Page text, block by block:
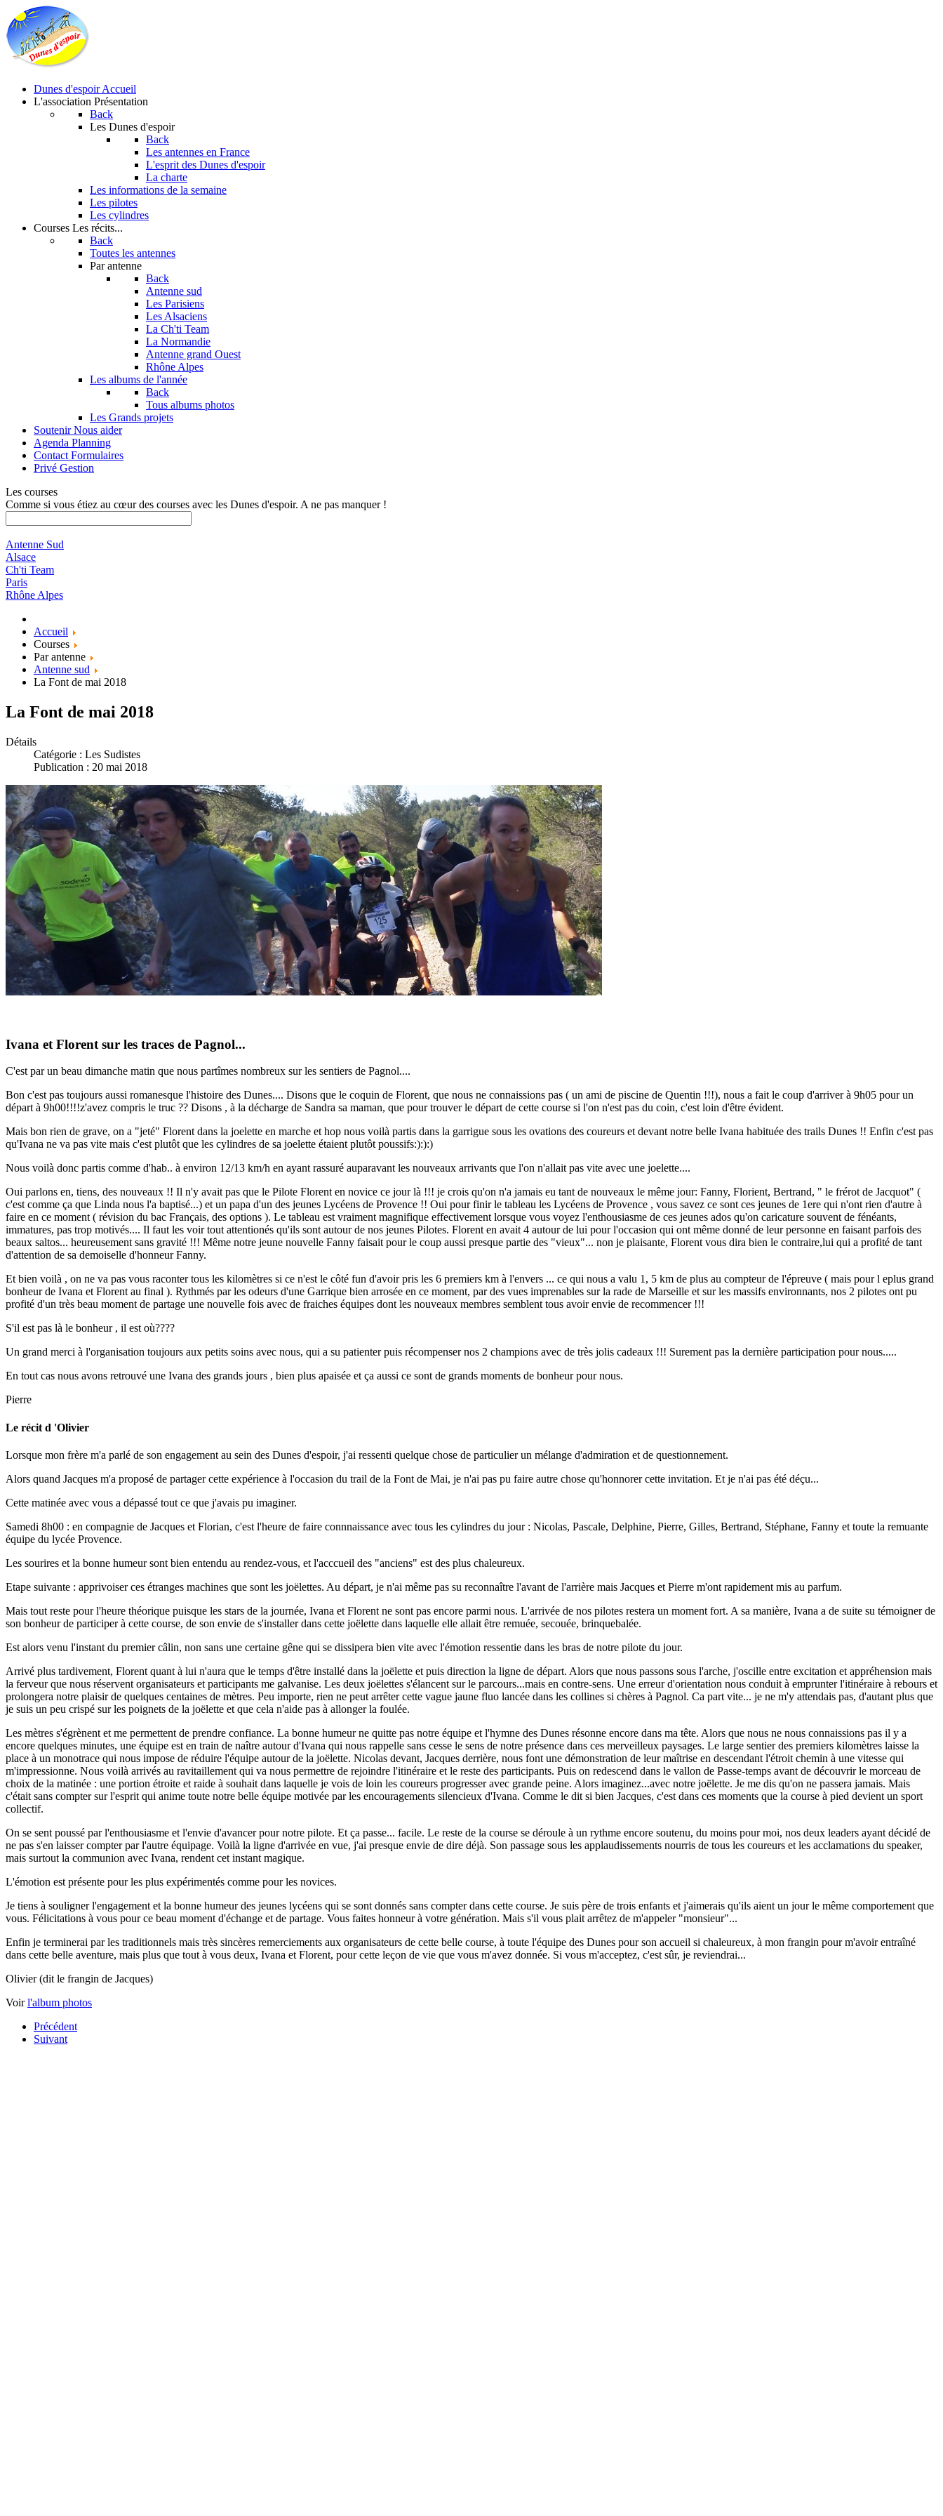
Dunes d'espoir Accueil
L'association Présentation
Back
Les Dunes d'espoir
Back
Les antennes en France
L'esprit des Dunes d'espoir
La charte
Les informations de la semaine
Les pilotes
Les cylindres
Courses Les récits...
Back
Toutes les antennes
Par antenne
Back
Antenne sud
Les Parisiens
Les Alsaciens
La Ch'ti Team
La Normandie
Antenne grand Ouest
Rhône Alpes
Les albums de l'année
Back
Tous albums photos
Les Grands projets
Soutenir Nous aider
Agenda Planning
Contact Formulaires
Privé Gestion
Les courses
Comme si vous étiez au cœur des courses avec les Dunes d'espoir. A ne pas manquer !
Antenne Sud
Alsace
Ch'ti Team
Paris
Rhône Alpes
Accueil
Courses
Par antenne
Antenne sud
La Font de mai 2018
La Font de mai 2018
Détails
Catégorie : Les Sudistes
Publication : 20 mai 2018
Ivana et Florent sur les traces de Pagnol...
C'est par un beau dimanche matin que nous partîmes nombreux sur les sentiers de Pagnol....
Bon c'est pas toujours aussi romanesque l'histoire des Dunes.... Disons que le coquin de Florent, que nous ne connaissions pas ( un ami de piscine de Quentin !!!), nous a fait le coup d'arriver à 9h05 pour un
départ à 9h00!!!!z'avez compris le truc ?? Disons , à la décharge de Sandra sa maman, que pour trouver le départ de cette course si l'on n'est pas du coin, c'est loin d'être évident.
Mais bon rien de grave, on a "jeté" Florent dans la joelette en marche et hop nous voilà partis dans la garrigue sous les ovations des coureurs et devant notre belle Ivana habituée des trails Dunes !! Enfin c'est pas
qu'Ivana ne va pas vite mais c'est plutôt que les cylindres de sa joelette étaient plutôt poussifs:):):)
Nous voilà donc partis comme d'hab.. à environ 12/13 km/h en ayant rassuré auparavant les nouveaux arrivants que l'on n'allait pas vite avec une joelette....
Oui parlons en, tiens, des nouveaux !! Il n'y avait pas que le Pilote Florent en novice ce jour là !!! je crois qu'on n'a jamais eu tant de nouveaux le même jour: Fanny, Florient, Bertrand, " le frérot de Jacquot" (
c'est comme ça que Linda nous l'a baptisé...) et un papa d'un des jeunes Lycéens de Provence !! Oui pour finir le tableau les Lycéens de Provence , vous savez ce sont ces jeunes de 1ere qui n'ont rien d'autre à
faire en ce moment ( révision du bac Français, des options ). Le tableau est vraiment magnifique effectivement lorsque vous voyez l'enthousiasme de ces jeunes ados qu'on caricature souvent de fénéants,
immatures, pas trop motivés.... Il faut les voir tout attentionés qu'ils sont autour de nos jeunes Pilotes. Florent en avait 4 autour de lui pour l'occasion qui ont même donné de leur personne en faisant parfois des
beaux saltos... heureusement sans gravité !!! Même notre jeune nouvelle Fanny faisait pour le coup aussi presque partie des "vieux"... non je plaisante, Florent vous dira bien le contraire,lui qui a profité de tant
d'attention de sa demoiselle d'honneur Fanny.
Et bien voilà , on ne va pas vous raconter tous les kilomètres si ce n'est le côté fun d'avoir pris les 6 premiers km à l'envers ... ce qui nous a valu 1, 5 km de plus au compteur de l'épreuve ( mais pour l eplus grand
bonheur de Ivana et Florent au final ). Rythmés par les odeurs d'une Garrique bien arrosée en ce moment, par des vues imprenables sur la rade de Marseille et sur les massifs environnants, nos 2 pilotes ont pu
profité d'un très beau moment de partage une nouvelle fois avec de fraiches équipes dont les nouveaux membres semblent tous avoir envie de recommencer !!!
S'il est pas là le bonheur , il est où????
Un grand merci à l'organisation toujours aux petits soins avec nous, qui a su patienter puis récompenser nos 2 champions avec de très jolis cadeaux !!! Surement pas la dernière participation pour nous.....
En tout cas nous avons retrouvé une Ivana des grands jours , bien plus apaisée et ça aussi ce sont de grands moments de bonheur pour nous.
Pierre
Le récit d 'Olivier
Lorsque mon frère m'a parlé de son engagement au sein des Dunes d'espoir, j'ai ressenti quelque chose de particulier un mélange d'admiration et de questionnement.
Alors quand Jacques m'a proposé de partager cette expérience à l'occasion du trail de la Font de Mai, je n'ai pas pu faire autre chose qu'honnorer cette invitation. Et je n'ai pas été déçu...
Cette matinée avec vous a dépassé tout ce que j'avais pu imaginer.
Samedi 8h00 : en compagnie de Jacques et Florian, c'est l'heure de faire connnaissance avec tous les cylindres du jour : Nicolas, Pascale, Delphine, Pierre, Gilles, Bertrand, Stéphane, Fanny et toute la remuante
équipe du lycée Provence.
Les sourires et la bonne humeur sont bien entendu au rendez-vous, et l'acccueil des "anciens" est des plus chaleureux.
Etape suivante : apprivoiser ces étranges machines que sont les joëlettes. Au départ, je n'ai même pas su reconnaître l'avant de l'arrière mais Jacques et Pierre m'ont rapidement mis au parfum.
Mais tout reste pour l'heure théorique puisque les stars de la journée, Ivana et Florent ne sont pas encore parmi nous. L'arrivée de nos pilotes restera un moment fort. A sa manière, Ivana a de suite su témoigner de
son bonheur de participer à cette course, de son envie de s'installer dans cette joëlette dans laquelle elle allait être remuée, secouée, brinquebalée.
Est alors venu l'instant du premier câlin, non sans une certaine gêne qui se dissipera bien vite avec l'émotion ressentie dans les bras de notre pilote du jour.
Arrivé plus tardivement, Florent quant à lui n'aura que le temps d'être installé dans la joëlette et puis direction la ligne de départ. Alors que nous passons sous l'arche, j'oscille entre excitation et appréhension mais
la ferveur que nous réservent organisateurs et participants me galvanise. Les deux joëlettes s'élancent sur le parcours...mais en contre-sens. Une erreur d'orientation nous conduit à emprunter l'itinéraire à rebours et
prolongera notre plaisir de quelques centaines de mètres. Peu importe, rien ne peut arrêter cette vague jaune fluo lancée dans les collines si chères à Pagnol. Ca part vite... je ne m'y attendais pas, d'autant plus que
je suis un peu crispé sur les poignets de la joëlette et que cela n'aide pas à allonger la foulée.
Les mètres s'égrènent et me permettent de prendre confiance. La bonne humeur ne quitte pas notre équipe et l'hymne des Dunes résonne encore dans ma tête. Alors que nous ne nous connaissions pas il y a
encore quelques minutes, une équipe est en train de naître autour d'Ivana qui nous rappelle sans cesse le sens de notre présence dans ces merveilleux paysages. Le large sentier des premiers kilomètres laisse la
place à un monotrace qui nous impose de réduire l'équipe autour de la joëlette. Nicolas devant, Jacques derrière, nous font une démonstration de leur maîtrise en descendant l'étroit chemin à une vitesse qui
m'impressionne. Nous voilà arrivés au ravitaillement qui va nous permettre de rejoindre l'itinéraire et le reste des participants. Puis on redescend dans le vallon de Passe-temps avant de découvrir le morceau de
choix de la matinée : une portion étroite et raide à souhait dans laquelle je vois de loin les coureurs progresser avec grande peine. Alors imaginez...avec notre joëlette. Je me dis qu'on ne passera jamais. Mais
c'était sans compter sur l'esprit qui anime toute notre belle équipe motivée par les encouragements silencieux d'Ivana. Comme le dit si bien Jacques, c'est dans ces moments que la course à pied devient un sport
collectif.
On se sent poussé par l'enthousiasme et l'envie d'avancer pour notre pilote. Et ça passe... facile. Le reste de la course se déroule à un rythme encore soutenu, du moins pour moi, nos deux leaders ayant décidé de
ne pas s'en laisser compter par l'autre équipage. Voilà la ligne d'arrivée en vue, j'ai presque envie de dire déjà. Son passage sous les applaudissements nourris de tous les coureurs et les acclamations du speaker,
mais surtout la communion avec Ivana, rendent cet instant magique.
L'émotion est présente pour les plus expérimentés comme pour les novices.
Je tiens à souligner l'engagement et la bonne humeur des jeunes lycéens qui se sont donnés sans compter dans cette course. Je suis père de trois enfants et j'aimerais qu'ils aient un jour le même comportement que
vous. Félicitations à vous pour ce beau moment d'échange et de partage. Vous faites honneur à votre génération. Mais s'il vous plait arrêtez de m'appeler "monsieur"...
Enfin je terminerai par les traditionnels mais très sincères remerciements aux organisateurs de cette belle course, à toute l'équipe des Dunes pour son accueil si chaleureux, à mon frangin pour m'avoir entraîné
dans cette belle aventure, mais plus que tout à vous deux, Ivana et Florent, pour cette leçon de vie que vous m'avez donnée. Si vous m'acceptez, c'est sûr, je reviendrai...
Olivier (dit le frangin de Jacques)
Voirl'album photos
Précédent
Suivant